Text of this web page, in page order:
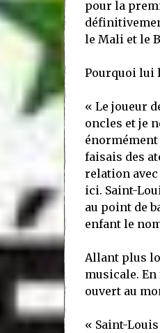
pour la
le Mali et le
Pourquoi lui
« Le joueur
oncles et je
énormément
faisais des
relation avec
ici. Saint-
au point de
enfant le
Allant plus
musicale.
ouvert au
« Saint-